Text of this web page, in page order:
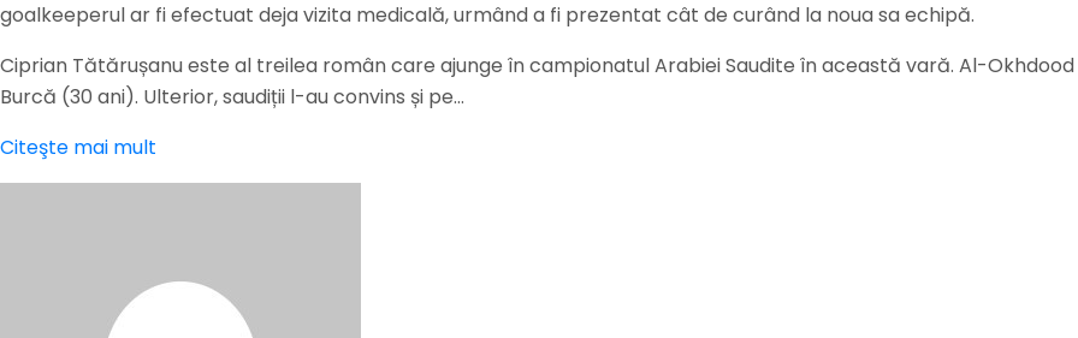
goalkeeperul ar fi efectuat deja vizita medicală, urmând a fi prezentat cât de curând la noua sa echipă.
Ciprian Tătărușanu este al treilea român care ajunge în campionatul Arabiei Saudite în această vară. Al-Okhdood
Burcă (30 ani). Ulterior, saudiții l-au convins și pe…
Citeşte mai mult